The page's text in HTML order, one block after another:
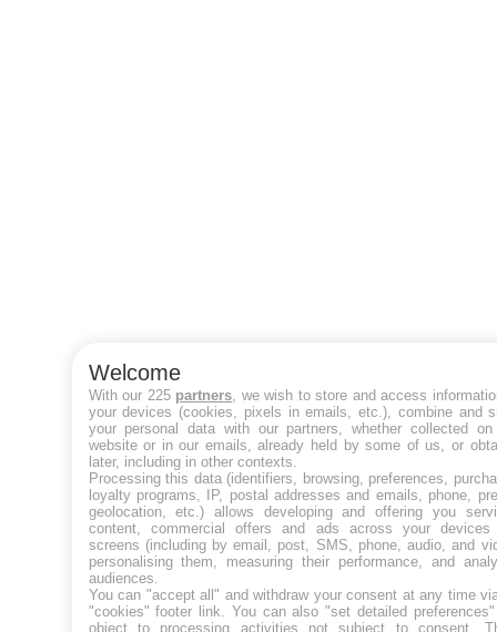
Welcome
With our 225 partners , we wish to store and access
your devices (cookies, pixels in emails, etc.), combine and
your personal data with our partners, whether collected
website or in our emails, already held by some of us, or
later, including in other contexts.
Processing this data (identifiers, browsing, preferences,
loyalty programs, IP, postal addresses and emails, phone,
geolocation, etc.) allows developing and offering you
content, commercial offers and ads across your devices
screens (including by email, post, SMS, phone, audio, and
personalising them, measuring their performance, and
audiences.
You can "accept all" and withdraw your consent at any time
"cookies" footer link . You can also "set detailed
object to processing activities not subject to consent.